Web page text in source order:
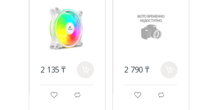
fRGB
2 135 ₸
g d
Black
2 790 ₸
g d